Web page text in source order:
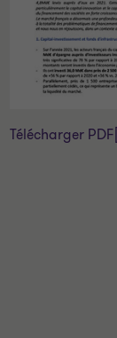
Télécharger PDF